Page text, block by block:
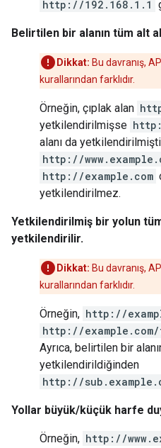
http://192.168.1.1
Belirtilen bir alanın tüm alt
Dikkat: Bu davranış,
kurallarından farklıdır.
Örneğin, çıplak alan
yetkilendirilmişse
alanı da
http://
http://example.com
yetkilendirilmez.
Yetkilendirilmiş bir yolun
yetkilendirilir.
Dikkat: Bu davranış,
kurallarından farklıdır.
Örneğin, http://
http://
Ayrıca, belirtilen bir
yetkilendirildiğinden
http://
Yollar büyük/küçük harfe
Örneğin, http://